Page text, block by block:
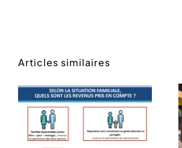
Articles similaires
Rentrée des